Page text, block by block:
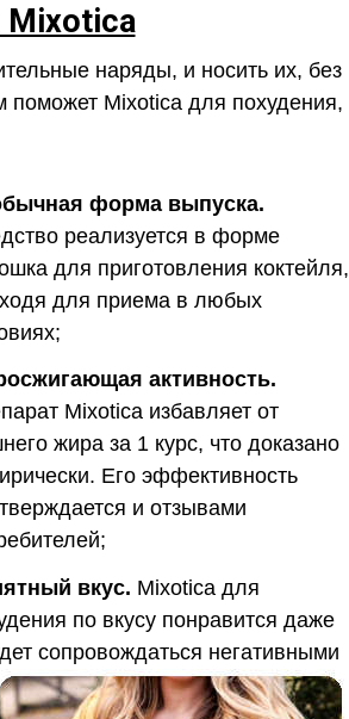
наряды, и носить их, без
поможет Mixotica для похудения,
форма выпуска.
реализуется в форме
для приготовления коктейля,
для приема в любых
активность.
Mixotica избавляет от
жира за 1 курс, что доказано
Его эффективность
и отзывами
вкус. Mixotica для
по вкусу понравится даже
сопровождаться негативными